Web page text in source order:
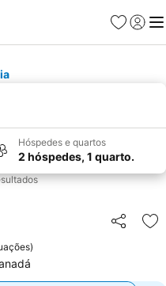
Favoritos
Iniciar
Hóspedes e quartos
2 hóspedes, 1 quarto.
Partilhar
)